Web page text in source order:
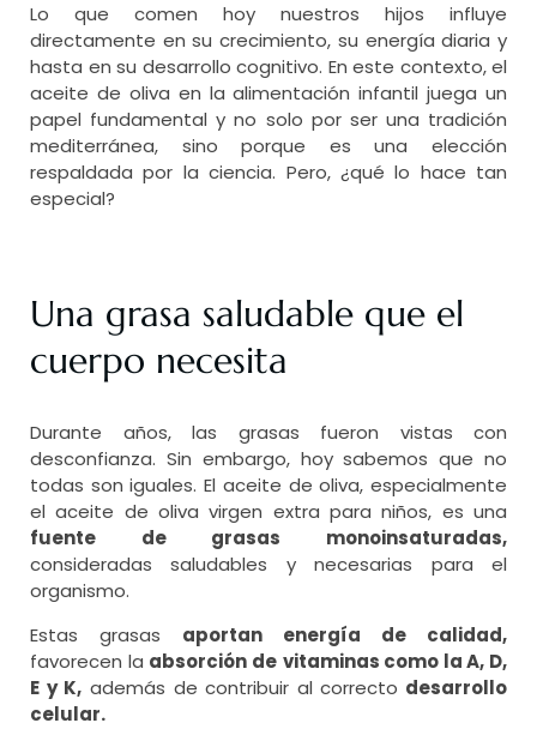
Lo que comen hoy nuestros hijos influye
directamente en su crecimiento, su energía diaria y
hasta en su desarrollo cognitivo. En este contexto, el
aceite de oliva en la alimentación infantil juega un
papel fundamental y no solo por ser una tradición
mediterránea, sino porque es una elección
respaldada por la ciencia. Pero, ¿qué lo hace tan
especial?
Una grasa saludable que el
cuerpo necesita
Durante años, las grasas fueron vistas con
desconfianza. Sin embargo, hoy sabemos que no
todas son iguales. El aceite de oliva, especialmente
el aceite de oliva virgen extra para niños, es una
fuente de grasas monoinsaturadas,
consideradas saludables y necesarias para el
organismo.
Estas grasas aportan energía de calidad,
favorecen la absorción de vitaminas como la A, D,
E y K, además de contribuir al correcto desarrollo
celular.